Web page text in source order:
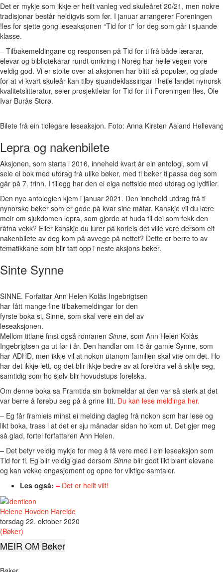
Det er mykje som ikkje er heilt vanleg ved skuleåret 20/21, men nokre
tradisjonar består heldigvis som før. I januar arrangerer Foreningen
!les for sjette gong leseaksjonen “Tid for ti” for deg som går i sjuande
klasse.
– Tilbakemeldingane og responsen på Tid for ti frå både lærarar,
elevar og bibliotekarar rundt omkring i Noreg har heile vegen vore
veldig god. Vi er stolte over at aksjonen har blitt så populær, og glade
for at vi kvart skuleår kan tilby sjuandeklassingar i heile landet nynorsk
kvalitetslitteratur, seier prosjektleiar for Tid for ti i Foreningen !les, Ole
Ivar Burås Storø.
Bilete frå ein tidlegare leseaksjon. Foto: Anna Kirsten Aaland
Lepra og nakenbilete
Aksjonen, som starta i 2016, inneheld kvart år ein antologi, som vil
seie ei bok med utdrag frå ulike bøker, med ti bøker tilpassa deg som
går på 7. trinn. I tillegg har den ei eiga nettside med utdrag og lydfiler.
Den nye antologien kjem i januar 2021. Den inneheld utdrag frå ti
nynorske bøker som er gode på kvar sine måtar. Kanskje vil du lære
meir om sjukdomen lepra, som gjorde at huda til dei som fekk den
råtna vekk? Eller kanskje du lurer på korleis det ville vere dersom eit
nakenbilete av deg kom på avvege på nettet? Dette er berre to av
tematikkane som blir tatt opp i neste aksjons bøker.
Sinte Synne
SINNE. Forfattar Ann Helen Kolås Ingebrigtsen
har fått mange fine tilbakemeldingar for den
fyrste boka si, Sinne, som skal vere ein del av
leseaksjonen.
Mellom titlane finst også romanen Sinne, som Ann Helen Kolås
Ingebrigtsen ga ut før i år. Den handlar om 15 år gamle Synne, som
har ADHD, men ikkje vil at nokon utanom familien skal vite om det. Ho
har det ikkje lett, og det blir ikkje bedre av at foreldra vel å skilje seg,
samtidig som ho sjølv blir hovudstups forelska.
Om denne boka sa Framtida sin bokmeldar at den var så sterk at det
var berre å førebu seg på å grine litt. Du kan lese meldinga her.
– Eg får framleis minst ei melding dagleg frå nokon som har lese og
likt boka, trass i at det er sju månadar sidan ho kom ut. Det gjer meg
så glad, fortel forfattaren Ann Helen.
– Det betyr veldig mykje for meg å få vere med i ein leseaksjon som
Tid for ti. Eg blir veldig glad dersom Sinne blir godt likt blant elevane
og kan vekke engasjement og opne for viktige samtaler.
Les også: – Det er heilt vilt!
Helene Hovden Hareide
torsdag 22. oktober 2020
(Bøker)
MEIR OM Bøker